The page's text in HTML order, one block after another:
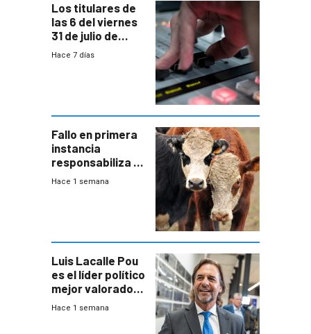
Los titulares de
las 6 del viernes
31 de julio de
2026
Hace 7 días
Fallo en primera
instancia
responsabiliza al
Estado por falta
Hace 1 semana
Luis Lacalle Pou
es el líder político
mejor valorado
del país, según
Hace 1 semana